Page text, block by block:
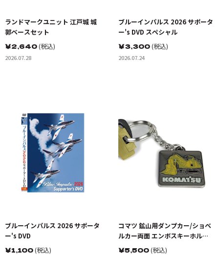
ランドマークユニット 江戸城 城
郭ベースセット
￥2,640(税込)
2026.07.28
ブルーインパルス 2026 サポータ
ー's DVD スペシャル
￥3,300(税込)
2026.07.24
ブルーインパルス 2026 サポータ
ー's DVD
￥1,100(税込)
コマツ 鉱山用ダンプカー/ショベ
ルカー両面 エンボスキーホルダ
ー(金属製)
￥5,500(税込)